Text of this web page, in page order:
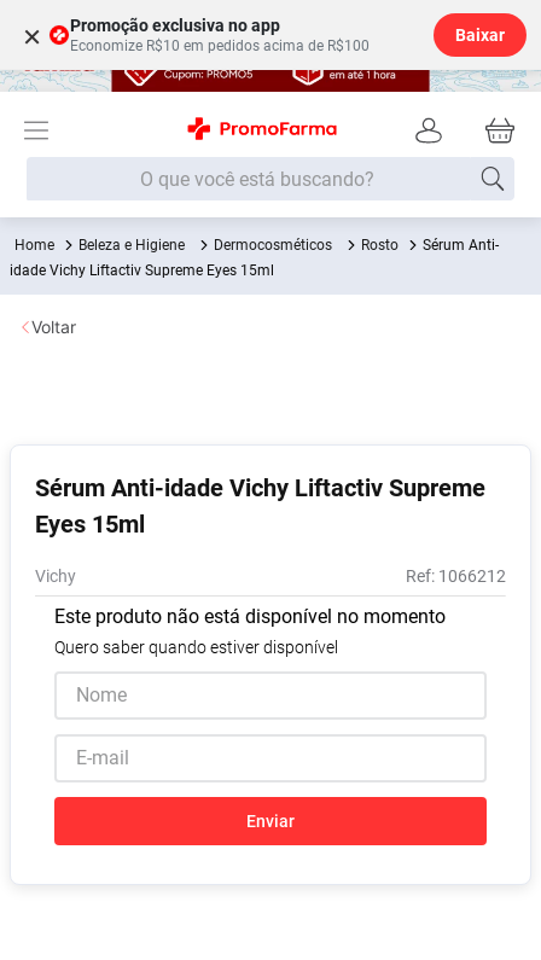
× Promoção exclusiva no app
Economize R$10 em pedidos acima de R$100
Baixar
O que você está buscando?
Beleza e Higiene Dermocosméticos Rosto
Sérum Anti-
idade Vichy Liftactiv Supreme Eyes 15ml
Sérum Anti-idade Vichy Liftactiv Supreme
Eyes 15ml
Vichy : 1066212
Este produto não está disponível no momento
Quero saber quando estiver disponível
Enviar
Voltar
Termos mais buscados
1º Fralda
2
6º Shampoo
7º Desodorante
8
9º Vitamina D
10º Soro Fisiológico